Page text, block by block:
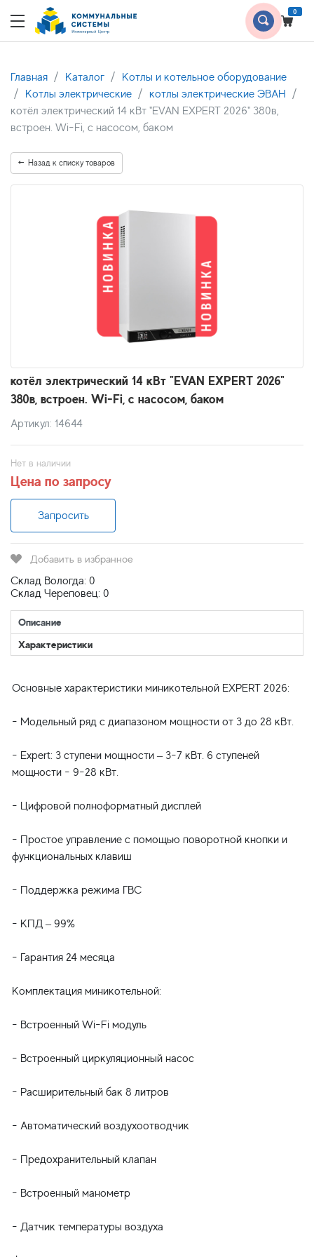
0
Главная Каталог
Котлы и котельное оборудование
Котлы электрические
котлы электрические ЭВАН
котёл электрический 14 кВт "EVAN EXPERT 2026" 380в,
встроен. Wi-Fi, с насосом, баком
Назад к списку товаров
котёл электрический 14 кВт "EVAN EXPERT 2026"
380в, встроен. Wi-Fi, с насосом, баком
Артикул: 14644
Нет в наличии
Цена по запросу
Запросить
Добавить в избранное
Склад Вологда: 0
Склад Череповец: 0
Описание
Характеристики
Основные характеристики миникотельной EXPERT 2026:
- Модельный ряд с диапазоном мощности от 3 до 28 кВт.
- Expert: 3 ступени мощности – 3-7 кВт. 6 ступеней
мощности - 9-28 кВт.
- Цифровой полноформатный дисплей
- Простое управление с помощью поворотной кнопки и
функциональных клавиш
- Поддержка режима ГВС
- КПД – 99%
- Гарантия 24 месяца
Комплектация миникотельной:
- Встроенный Wi-Fi модуль
- Встроенный циркуляционный насос
- Расширительный бак 8 литров
- Автоматический воздухоотводчик
- Предохранительный клапан
- Встроенный манометр
- Датчик температуры воздуха